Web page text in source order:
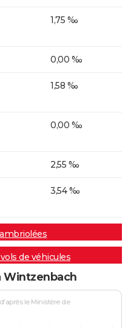
1,75 ‰
0,00 ‰
1,58 ‰
0,00 ‰
2,55 ‰
3,54 ‰
de véhicules
Wintzenbach
le Ministère de